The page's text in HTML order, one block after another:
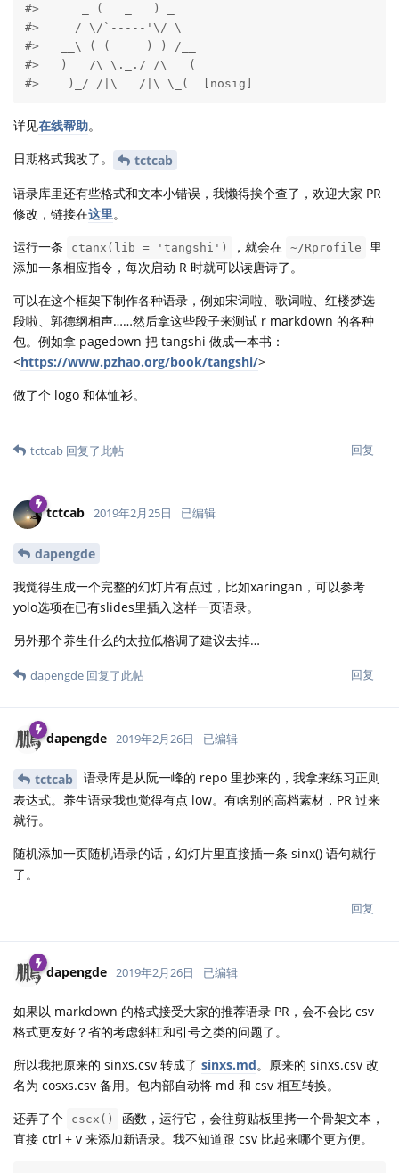
#>      _ (   _   ) _
#>     / \/`-----'\/ \
#>   __\ ( (     ) ) /__
#>   )   /\ \._./ /\   (
#>    )_/ /|\   /|\ \_(  [nosig]
详见在线帮助。
日期格式我改了。
tctcab
语录库里还有些格式和文本小错误，我懒得挨个查了，欢迎大家 PR
修改，链接在这里。
运行一条
ctanx(lib = 'tangshi') ，就会在 ~/Rprofile
里
添加一条相应指令，每次启动 R 时就可以读唐诗了。
可以在这个框架下制作各种语录，例如宋词啦、歌词啦、红楼梦选
段啦、郭德纲相声……然后拿这些段子来测试 r markdown 的各种
包。例如拿 pagedown 把 tangshi 做成一本书：
<https://www.pzhao.org/book/tangshi/>
做了个 logo 和体恤衫。
回复
tctcab 回复了此帖
tctcab 2019年2月25日 已编辑
dapengde
我觉得生成一个完整的幻灯片有点过，比如xaringan，可以参考
yolo选项在已有slides里插入这样一页语录。
另外那个养生什么的太拉低格调了建议去掉…
回复
dapengde 回复了此帖
dapengde 2019年2月26日 已编辑
tctcab
语录库是从阮一峰的 repo 里抄来的，我拿来练习正则
表达式。养生语录我也觉得有点 low。有啥别的高档素材，PR 过来
就行。
随机添加一页随机语录的话，幻灯片里直接插一条 sinx() 语句就行
了。
回复
dapengde 2019年2月26日 已编辑
如果以 markdown 的格式接受大家的推荐语录 PR，会不会比 csv
格式更友好？省的考虑斜杠和引号之类的问题了。
所以我把原来的 sinxs.csv 转成了 sinxs.md。原来的 sinxs.csv 改
名为 cosxs.csv 备用。包内部自动将 md 和 csv 相互转换。
还弄了个
cscx()
函数，运行它，会往剪贴板里拷一个骨架文本，
直接 ctrl + v 来添加新语录。我不知道跟 csv 比起来哪个更方便。